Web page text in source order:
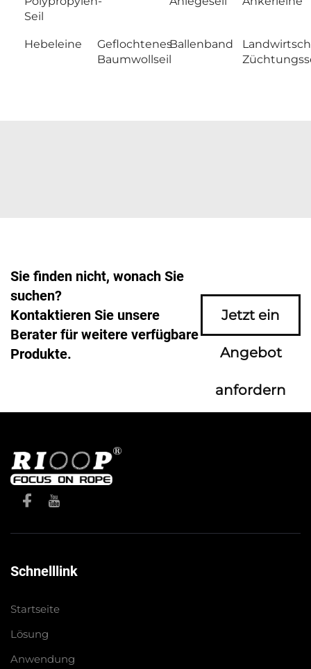
Seil
Hebeleine
Geflochtenes
Baumwollseil
Ballenband
Sie finden nicht, wonach Sie
suchen?
Kontaktieren Sie unsere
Berater für weitere verfügbare
Produkte.
Jetzt ein
Angebot
anfordern
Schnelllink
Startseite
Lösung
Anwendung